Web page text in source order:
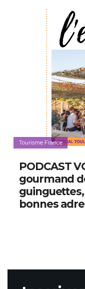
Tourisme France
PODCAST
gourmand
bonnes